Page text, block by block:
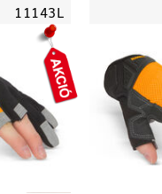
11143L